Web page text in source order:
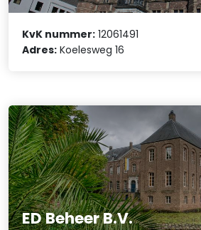
KvK nummer: 12061491
Adres: Koelesweg 16
ED Beheer B.V.